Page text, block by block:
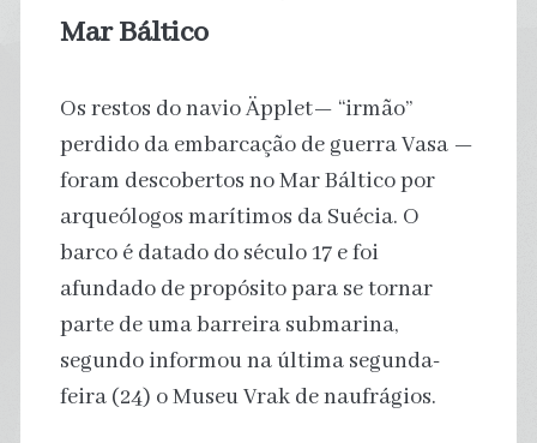
Mar Báltico
Os restos do navio Äpplet— “irmão”
perdido da embarcação de guerra Vasa —
foram descobertos no Mar Báltico por
arqueólogos marítimos da Suécia. O
barco é datado do século 17 e foi
afundado de propósito para se tornar
parte de uma barreira submarina,
segundo informou na última segunda-
feira (24) o Museu Vrak de naufrágios.